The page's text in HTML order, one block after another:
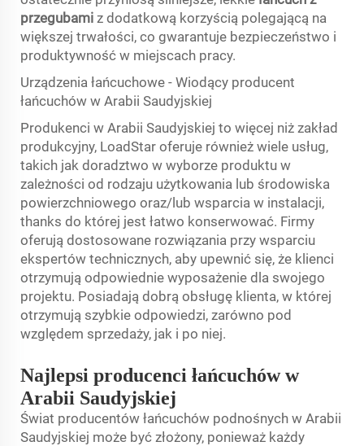
przegubami z dodatkową korzyścią polegającą na
większej trwałości, co gwarantuje bezpieczeństwo i
produktywność w miejscach pracy.
Urządzenia łańcuchowe - Wiodący producent
łańcuchów w Arabii Saudyjskiej
Produkenci w Arabii Saudyjskiej to więcej niż zakład
produkcyjny, LoadStar oferuje również wiele usług,
takich jak doradztwo w wyborze produktu w
zależności od rodzaju użytkowania lub środowiska
powierzchniowego oraz/lub wsparcia w instalacji,
thanks do której jest łatwo konserwować. Firmy
oferują dostosowane rozwiązania przy wsparciu
ekspertów technicznych, aby upewnić się, że klienci
otrzymują odpowiednie wyposażenie dla swojego
projektu. Posiadają dobrą obsługę klienta, w której
otrzymują szybkie odpowiedzi, zarówno pod
względem sprzedaży, jak i po niej.
Najlepsi producenci łańcuchów w
Arabii Saudyjskiej
Świat producentów łańcuchów podnośnych w Arabii
Saudyjskiej może być złożony, ponieważ każdy